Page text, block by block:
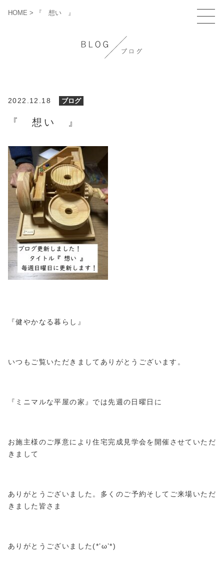
HOME > 『 想い 』
2022.12.18 ブログ
『 想い 』
『健やかなる暮らし』
いつもご覧いただきましてありがとうございます。
『ミニマルな平屋の家』では先週の日曜日に
お施主様のご厚意により住宅完成見学会を開催させていただ
きまして
ありがとうございました。多くのご予約そしてご来場いただ
きました皆さま
ありがとうございました(*’ω’*)